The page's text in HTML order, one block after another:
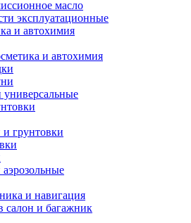
масло
эксплуатационные
и автохимия
и автохимия
универсальные
и грунтовки
и навигация
салон и багажник